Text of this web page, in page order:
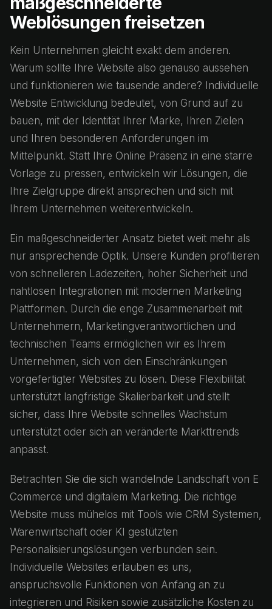
Weblösungen freisetzen
Kein Unternehmen gleicht exakt dem anderen.
Warum sollte Ihre Website also genauso aussehen
und funktionieren wie tausende andere? Individuelle
Website Entwicklung bedeutet, von Grund auf zu
bauen, mit der Identität Ihrer Marke, Ihren Zielen
und Ihren besonderen Anforderungen im
Mittelpunkt. Statt Ihre Online Präsenz in eine starre
Vorlage zu pressen, entwickeln wir Lösungen, die
Ihre Zielgruppe direkt ansprechen und sich mit
Ihrem Unternehmen weiterentwickeln.
Ein maßgeschneiderter Ansatz bietet weit mehr als
nur ansprechende Optik. Unsere Kunden profitieren
von schnelleren Ladezeiten, hoher Sicherheit und
nahtlosen Integrationen mit modernen Marketing
Plattformen. Durch die enge Zusammenarbeit mit
Unternehmern, Marketingverantwortlichen und
technischen Teams ermöglichen wir es Ihrem
Unternehmen, sich von den Einschränkungen
vorgefertigter Websites zu lösen. Diese Flexibilität
unterstützt langfristige Skalierbarkeit und stellt
sicher, dass Ihre Website schnelles Wachstum
unterstützt oder sich an veränderte Markttrends
anpasst.
Betrachten Sie die sich wandelnde Landschaft von E
Commerce und digitalem Marketing. Die richtige
Website muss mühelos mit Tools wie CRM Systemen,
Warenwirtschaft oder KI gestützten
Personalisierungslösungen verbunden sein.
Individuelle Websites erlauben es uns,
anspruchsvolle Funktionen von Anfang an zu
integrieren und Risiken sowie zusätzliche Kosten zu